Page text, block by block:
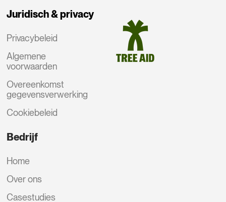
Juridisch & privacy
Privacybeleid
Algemene
voorwaarden
Overeenkomst
gegevensverwerking
Cookiebeleid
Bedrijf
Home
Over ons
Casestudies